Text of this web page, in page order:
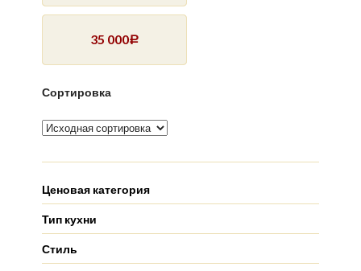
35 000Р
Сортировка
Ценовая категория
Тип кухни
Стиль